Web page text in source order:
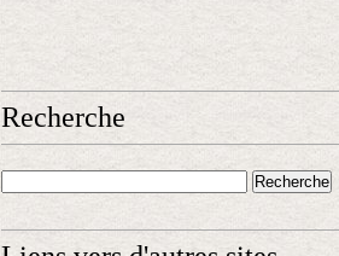
Recherche